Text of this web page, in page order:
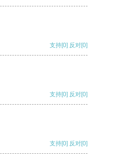
支持[0] 反对[0]
支持[0] 反对[0]
支持[0] 反对[0]